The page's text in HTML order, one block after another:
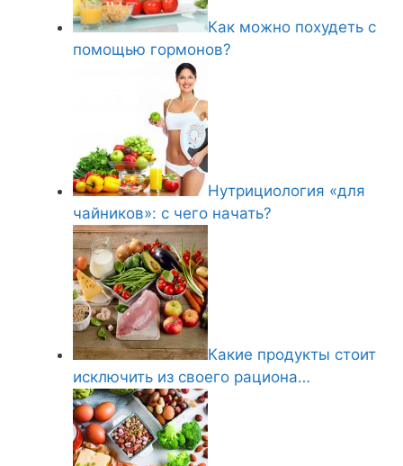
Как можно похудеть с
помощью гормонов?
Нутрициология «для
чайников»: с чего начать?
Какие продукты стоит
исключить из своего рациона…